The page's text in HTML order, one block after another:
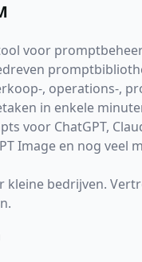
voor
, operations-,
in enkele
voor ChatGPT,
Image en nog veel
kleine bedrijven.